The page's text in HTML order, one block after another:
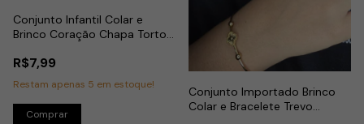
Conjunto Infantil Colar e
Brinco Coração Chapa Torto
R$7,99
Restam apenas 5 em estoque!
Conjunto Importado Brinco
Colar e Bracelete Trevo